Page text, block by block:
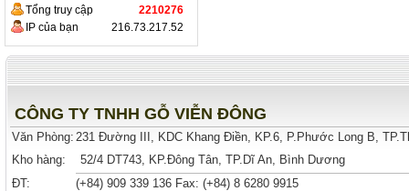
Tổng truy cập
2210276
IP của bạn
216.73.217.52
CÔNG TY TNHH GỖ VIỄN ĐÔNG
Văn Phòng: 231 Đường III, KDC Khang Điền, KP.6, P.Phước Long B,
Kho hàng:
52/4 DT743, KP.Đông Tân, TP.Dĩ An, Bình Dương
ĐT:
(+84) 909 339 136 Fax: (+84) 8 6280 9915